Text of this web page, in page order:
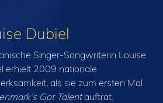
Dubiel
Singer-Songwriterin Louise
erhielt 2009 nationale
als sie zum ersten Mal
Got Talentauftrat.